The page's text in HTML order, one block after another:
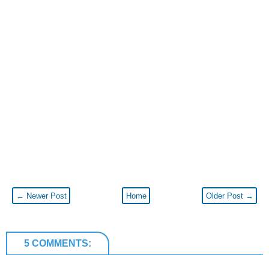
← Newer Post Older Post →
Home
5 COMMENTS: